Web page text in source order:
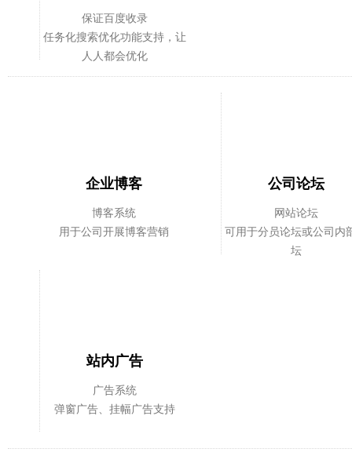
保证百度收录
任务化搜索优化功能支持，让
人人都会优化
企业博客
博客系统
用于公司开展博客营销
公司论坛
网站论坛
可用于分员论坛或公司内
坛
站内广告
广告系统
弹窗广告、挂幅广告支持